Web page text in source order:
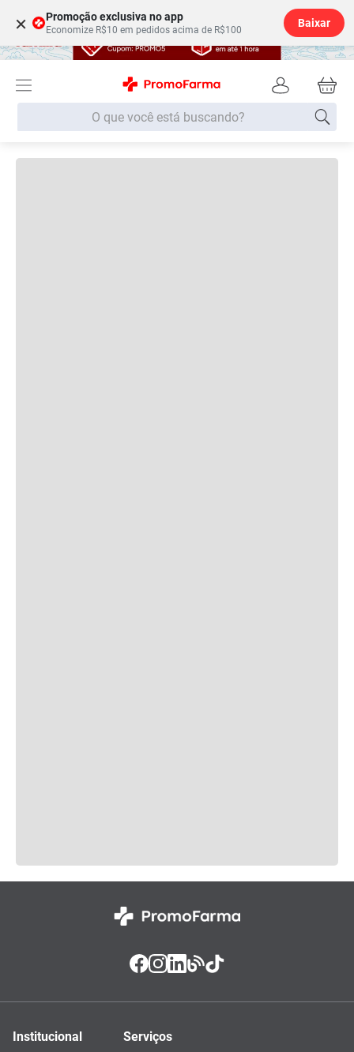
× Promoção exclusiva no app
Economize R$10 em pedidos acima de R$100
Baixar
O que você está buscando?
Institucional Serviços